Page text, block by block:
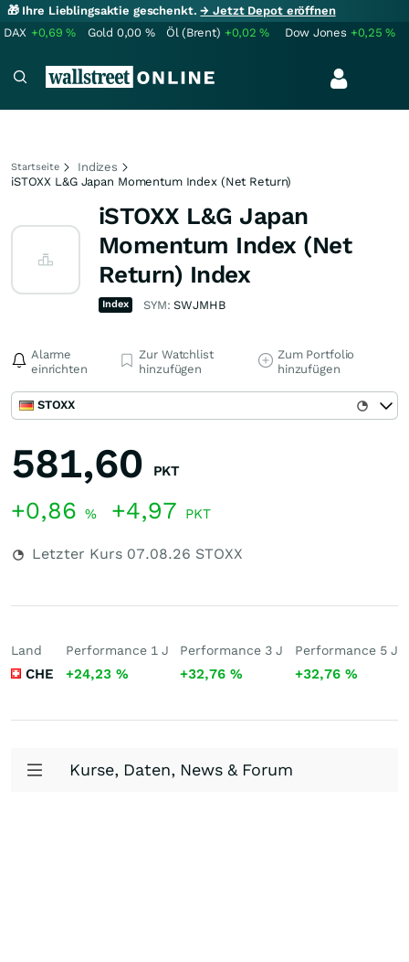
🎁 Ihre Lieblingsaktie geschenkt.→ Jetzt Depot eröffnen
DAX +0,69% Gold 0,00 % Öl (Brent) +0,02% Dow Jones +0,25%
Startseite
Indizes
iSTOXX L&G Japan Momentum Index (Net Return)
iSTOXX L&G Japan
Momentum Index (Net
Return) Index
Index SYM:SWJMHB
Alarme
einrichten
Zur Watchlist
hinzufügen
Zum Portfolio
hinzufügen
STOXX
581,60 PKT
+0,86 % +4,97 PKT
Letzter Kurs 07.08.26 STOXX
Land
CHE
Performance 1 J
+24,23 %
Performance 3 J
+32,76%
Performance 5 J
+32,76 %
Kurse, Daten, News & Forum